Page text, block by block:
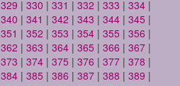
329 | 330 | 331 | 332 | 333 | 334 |
340 | 341 | 342 | 343 | 344 | 345 |
351 | 352 | 353 | 354 | 355 | 356 |
362 | 363 | 364 | 365 | 366 | 367 |
373 | 374 | 375 | 376 | 377 | 378 |
384 | 385 | 386 | 387 | 388 | 389 |